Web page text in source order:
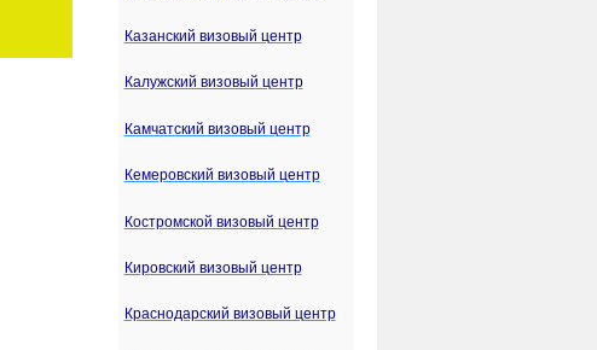
Казанский визовый центр
Калужский визовый центр
Камчатский визовый центр
Кемеровский визовый центр
Костромской визовый центр
Кировский визовый центр
Краснодарский визовый центр